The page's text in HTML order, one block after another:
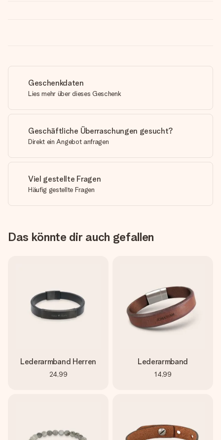
Geschenkdaten
Lies mehr über dieses Geschenk
Geschäftliche Überraschungen gesucht?
Direkt ein Angebot anfragen
Viel gestellte Fragen
Häufig gestellte Fragen
Das könnte dir auch gefallen
Lederarmband Herren
24,99
Lederarmband
14,99